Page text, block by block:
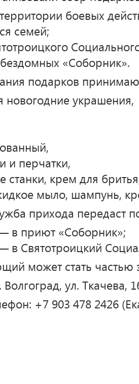
боевых
семей;
«Соборник».
подарков
украшения,
и перчатки,
крем для
мыло, шампунь,
прихода передаст
в приют «Соборник»;
в Святотроицкий
может стать частью
ул. Ткачева,
+7 903 478 2426